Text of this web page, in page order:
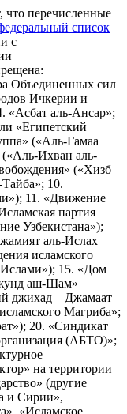
что перечисленные
список
с
Объединенных сил
Ичкерии и
«Асбат аль-Ансар»;
«Египетский
(«Аль-Гамаа
(«Аль-Ихван аль-
(«Хизб
10.
11. «Движение
партия
Узбекистана»);
аль-Ислах
исламского
Ислами»); 15. «Дом
аш-Шам»
джихад – Джамаат
Магриба»;
20. «Синдикат
(АБТО)»;
на территории
(другие
и Сирии»,
«Исламское